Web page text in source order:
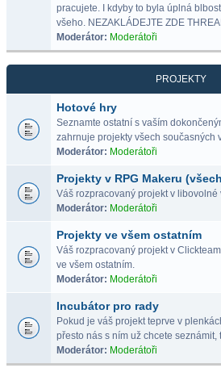
pracujete. I kdyby to byla úplná
všeho. NEZAKLÁDEJTE ZDE
Moderátor: Moderátoři
PROJEKTY
Hotové hry
Seznamte ostatní s vaším
zahrnuje projekty všech současných
Moderátor: Moderátoři
Projekty v RPG Makeru
Váš rozpracovaný projekt v libovolné
Moderátor: Moderátoři
Projekty ve všem ostatním
Váš rozpracovaný projekt v
ve všem ostatním.
Moderátor: Moderátoři
Incubátor pro rady
Pokud je váš projekt teprve v
přesto nás s ním už chcete seznámit,
Moderátor: Moderátoři